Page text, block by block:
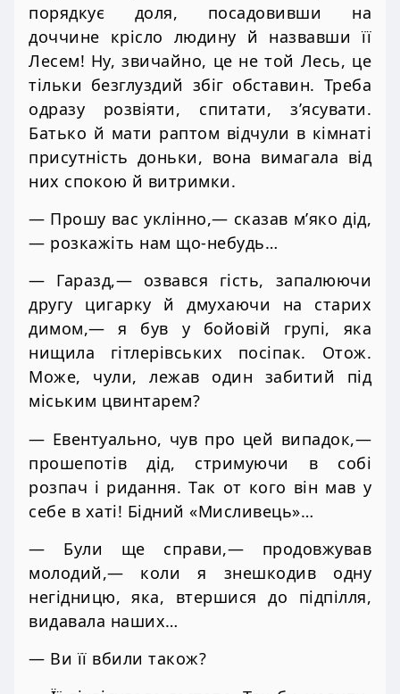
порядкує доля, посадовивши на
доччине крісло людину й назвавши її
Лесем! Ну, звичайно, це не той Лесь, це
тільки безглуздий збіг обставин. Треба
одразу розвіяти, спитати, з’ясувати.
Батько й мати раптом відчули в кімнаті
присутність доньки, вона вимагала від
них спокою й витримки.
— Прошу вас уклінно,— сказав м’яко дід,
— розкажіть нам що-небудь…
— Гаразд,— озвався гість, запалюючи
другу цигарку й дмухаючи на старих
димом,— я був у бойовій групі, яка
нищила гітлерівських посіпак. Отож.
Може, чули, лежав один забитий під
міським цвинтарем?
— Евентуально, чув про цей випадок,—
прошепотів дід, стримуючи в собі
розпач і ридання. Так от кого він мав у
себе в хаті! Бідний «Мисливець»…
— Були ще справи,— продовжував
молодий,— коли я знешкодив одну
негідницю, яка, втершися до підпілля,
видавала наших…
— Ви її вбили також?